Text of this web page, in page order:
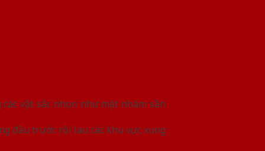
vật sắc nhọn như mặt nhám sần
đầu trước rồi lau các khu vực xung